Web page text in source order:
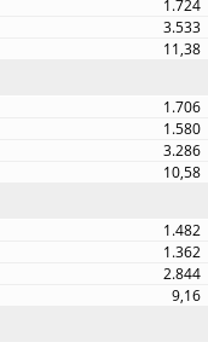
1.724
3.533
11,38
1.706
1.580
3.286
10,58
1.482
1.362
2.844
9,16